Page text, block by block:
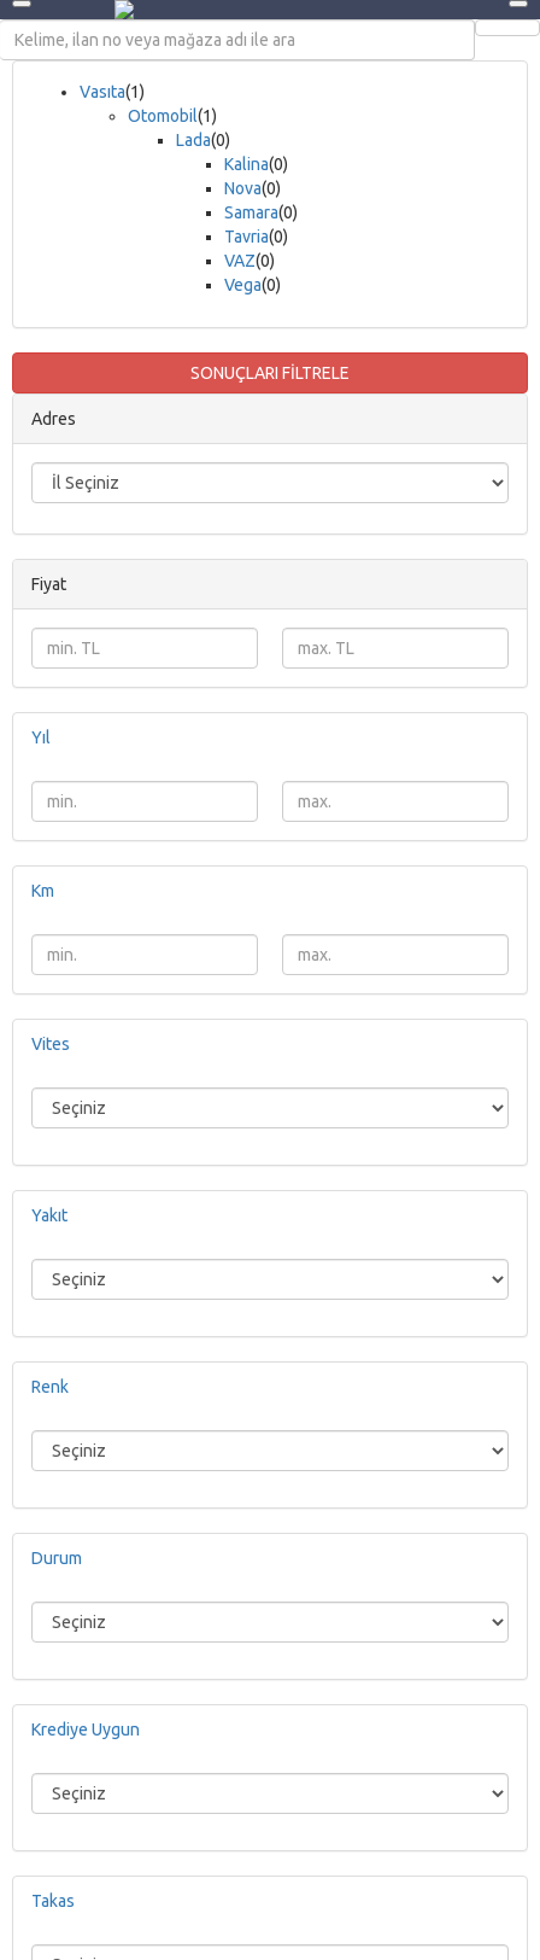
Vasıta(1)
Otomobil(1)
Lada(0)
Kalina(0)
Nova(0)
Samara(0)
Tavria(0)
VAZ(0)
Vega(0)
SONUÇLARI FİLTRELE
Adres
Fiyat
Yıl
Km
Vites
Yakıt
Renk
Durum
Krediye Uygun
Takas